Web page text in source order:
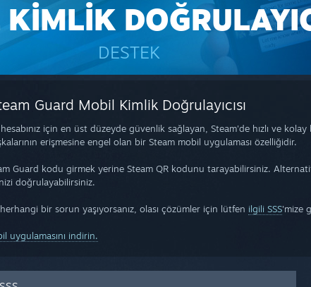
DESTEK
Guard Mobil Kimlik Doğrulayıcısı
için en üst düzeyde güvenlik sağlayan, Steam'de hızlı ve
erişmesine engel olan bir Steam mobil uygulaması özelliğidir.
Guard kodu girmek yerine Steam QR kodunu tarayabilirsiniz.
doğrulayabilirsiniz.
bir sorun yaşıyorsanız, olası çözümler için lütfen ilgili SSS'mize
uygulamasını indirin.